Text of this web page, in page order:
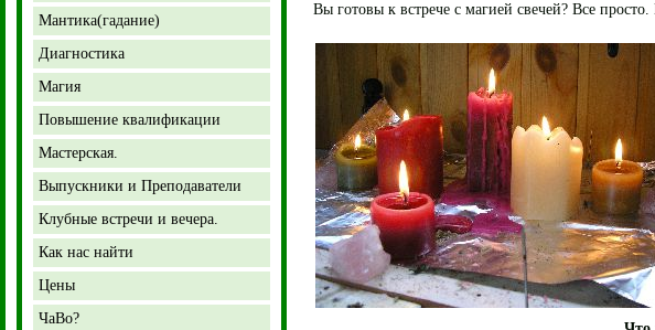
Мантика(гадание)
Диагностика
Магия
Повышение квалификации
Мастерская.
Выпускники и Преподаватели
Клубные встречи и вечера.
Как нас найти
Цены
ЧаВо?
Вы готовы к встрече с магией свечей? Все